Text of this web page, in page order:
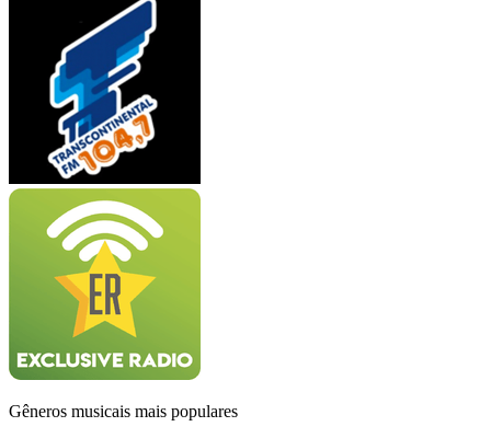
Gêneros musicais mais populares